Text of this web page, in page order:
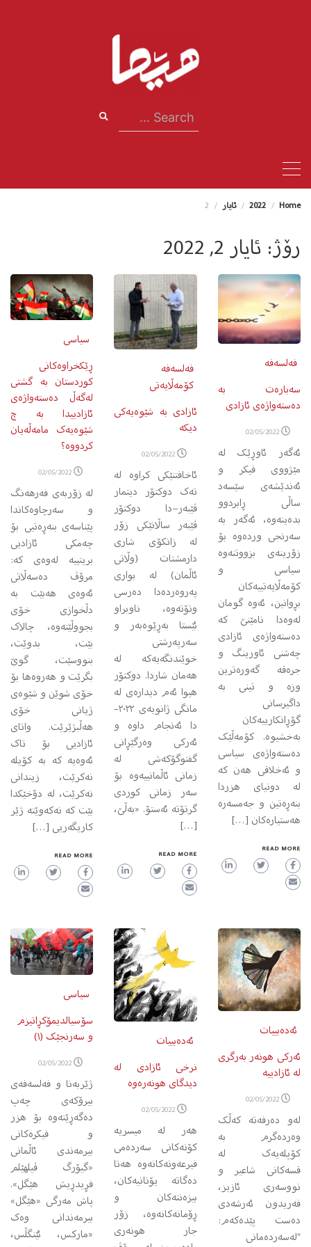
Search
for:
Home
2022 ئایار 2
رۆژ: ئایار 2, 2022
فەلسەفە
سەبارەت بە
دەستەواژەی ئازادی
02/05/2022
ئه‌گه‌ر ئاوڕێک له‌
مێژووی فیکر و
ئه‌ندێشه‌ی سێسه‌د
ساڵی ڕابردوو
بده‌ینه‌وه‌، ئه‌گه‌ر به‌
سه‌رنجی ورده‌وه‌ بۆ
زۆرینه‌ی بزووتنه‌وه‌
سیاسی و
کۆمه‌ڵایه‌تییه‌کان
بڕوانین، ئه‌وه‌ گومان
له‌وه‌دا نامێنێ که‌
ده‌سته‌واژه‌ی ئازادی
چه‌شنی ئاورینگ و
جره‌قه‌ گه‌وره‌ترین
وزه ‌و تینی به‌
داگیرسانی
گۆڕانکارییه‌کان
به‌خشیوه‌. کۆمه‌ڵێک
ده‌سته‌واژه‌ی سیاسی
و ئه‌خلاقی هه‌ن که‌
له‌ دونیای هزردا
بنه‌ڕه‌تین‌ و جه‌مسه‌ره‌
هه‌ستیاره‌کان […]
READ MORE
فەلسەفە
کۆمەڵایەتی
ئازادی به شێوەیەکی
دیکه
02/05/2022
ئاخافتنێکی کراوه له
ته‌ک دوکتۆر دیتمار
ڤێبه‌ر−دا دوکتۆر
ڤێبه‌ر ساڵانێکی زۆر
له زانکۆی شاری
دارمشتات (وڵاتی
ئاڵمان) له بواری
په‌روه‌رده‌دا ده‌رسی
وتۆته‌وه، ناوبراو
ئێستا بەڕێوەبەر و
سه‌رپه‌رشتی
خوێندنگه‌یه‌که له
هه‌مان شاردا. دوکتۆر
هیوا ئه‌م دیداره‌ی له
مانگی ژانویەی ٢٠٢٢–
دا ئه‌نجام داوه و
ئه‌رکی وه‌رگێڕانی
گفتوگۆکه‌شی له
زمانی ئاڵمانییه‌وه بۆ
سه‌ر زمانی کوردی
گرتۆته ئه‌ستۆ. «به‌ڵێ،
[…]
READ MORE
سیاسی
ڕێکخراوەکانی
کوردستان بە گشتی
لەگەڵ دەستەواژەی
ئازادییدا بە چ
شێوەیەک مامەڵەیان
کردووە؟
02/05/2022
لە زۆربەی فەرهەنگ
و سەرچاوەکاندا
پێناسەی بنەڕەتیی بۆ
چەمکی ئازادیی
بریتییە لەوەی کە:
مرۆڤ دەسەڵاتی
ئەوەی هەبێت بە
دڵخوازی خۆی
بجووڵێتەوە، چالاک
بێت، بدوێت،
بنووسێت، گوێ
بگرێت و هەروەها بۆ
خۆی شوێن و شێوەی
ژیانی خۆی
هەڵبژێرێت. واتای
ئازادیی بۆ تاک
ئەوەیە کە بە کۆیلە
نەکرێت، زیندانی
نەکرێت، لە دۆخێکدا
بێت کە نەکەوێتە ژێر
کاریگەریی […]
READ MORE
ئەدەبییات
ئەرکی هونەر بەرگری
لە ئازادییە
02/05/2022
لەو دەرفەتە کەڵک
وەردەگرم بە
کۆپلەیەک لە
قسەکانی شاعیر و
نووسەری ئازیز،
فەریدون ئەرشەدی
دەست پێدەکەم:
“لەسەردەمانی
ئەدەبییات
نرخی ئازادی له
دیدگای هونەرەوه
02/05/2022
هەر لە میسریە
کۆنەکانی سەردەمی
فیرعەونه‌کانەوە هەتا
ده‌گاته یۆنانیەکان،
بیزەنتەکان و
ڕۆمانەکانەوە، زۆر
جار هونەری
سیاسی
سۆسیالدیمۆکڕاتیزم
و سەرنجێک (١)
02/05/2022
ژێربه‌نا و فه‌لسه‌فه‌ی
بیرۆکه‌ی چه‌پ
ده‌گه‌ڕێته‌وه بۆ هزر
و فیکره‌کانی
بیرمه‌ندی ئاڵمانی
«گیۆرگ ڤیلهێلم
فڕیدڕیش هێگل».
پاش مه‌رگی «هێگل»
بیرمه‌ندانی وه‌ک
«مارکس، ئێنگڵس،